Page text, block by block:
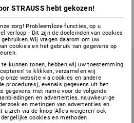
v.a. € 23,60
(incl. BTW) v.a. 3 stuks
STRAUSS hebt gekozen!
zorg! Probleemloze functies, op u
verloop - Dit zijn de doeleinden van cookies
vragen daarom om uw
cookies en het gebruik van gegevens op
kunnen tonen, hebben wij uw toestemming
te klikken, verzamelen wij
onze website via cookies en andere
procedures), evenals gegevens uit het
gegevens met name voor de volgende
en advertenties, nauwkeurige
en metingen van advertenties en
zich via de knop 'Alles weigeren' ook
cookies en methoden.